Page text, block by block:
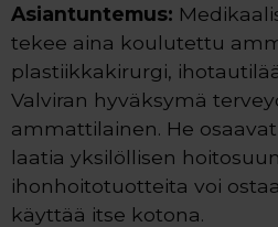
Asiantuntemus:
tekee aina koulutettu
plastiikkakirurgi,
Valviran hyväksymä
ammattilainen. He
laatia yksilöllisen
ihonhoitotuotteita voi
käyttää itse kotona.